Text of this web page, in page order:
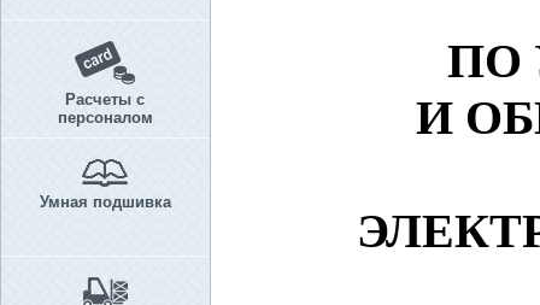
Расчеты с
персоналом
Умная подшивка
ПО
И